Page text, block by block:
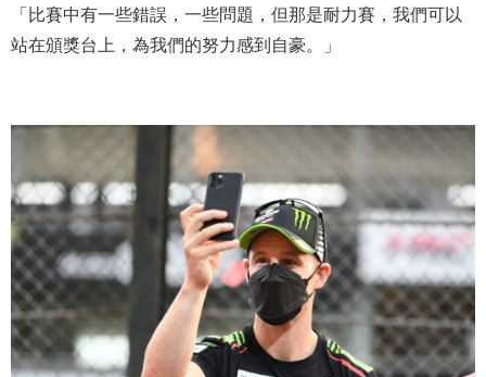
「比賽中有一些錯誤，一些問題，但那是耐力賽，我們可以
站在頒獎台上，為我們的努力感到自豪。」